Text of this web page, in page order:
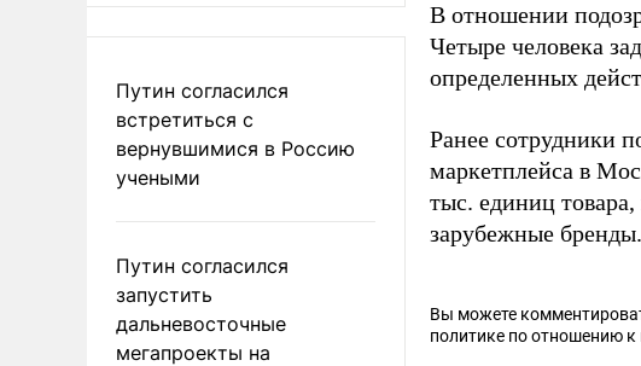
Путин согласился
встретиться с
вернувшимися в Россию
учеными
Путин согласился
запустить
дальневосточные
мегапроекты на
В отношении
Четыре человека
определенных
Ранее сотрудники
маркетплейса в
тыс. единиц
зарубежные бренды.
Вы можете
политике по отношению